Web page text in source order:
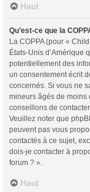
Haut
Qu’est-ce que la
La COPPA (pour «
États-Unis d’Amérique
potentiellement des
un consentement écrit
concernés. Si vous ne
mineurs âgés de moins
conseillons de
Veuillez noter que
peuvent pas vous
contactés à ce sujet,
dois-je contacter à
forum ? ».
Haut